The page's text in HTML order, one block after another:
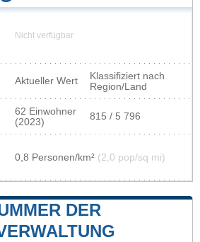
Nicht verfügbar
Aktueller Wert
Klassifiziert nach
Region/Land
62 Einwohner
(2023)
815 / 5 796
0,8 Personen/km² (2,0 pop/sq mi)
DER